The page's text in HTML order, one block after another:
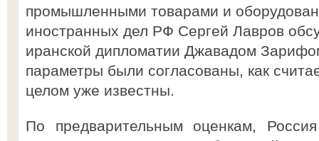
промышленными товарами и
иностранных дел РФ Сергей Лавров
иранской дипломатии Джавадом
параметры были согласованы, как
целом уже известны.
По предварительным оценкам,